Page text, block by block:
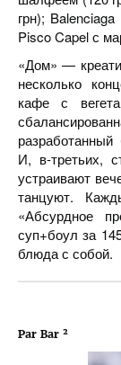
грн);
Pisco Capel с
«Дом» —
несколько
кафе с
И, в-третьих,
устраивают
танцуют.
«Абсурдное
суп+боул за
блюда с собой.
Par Bar ²